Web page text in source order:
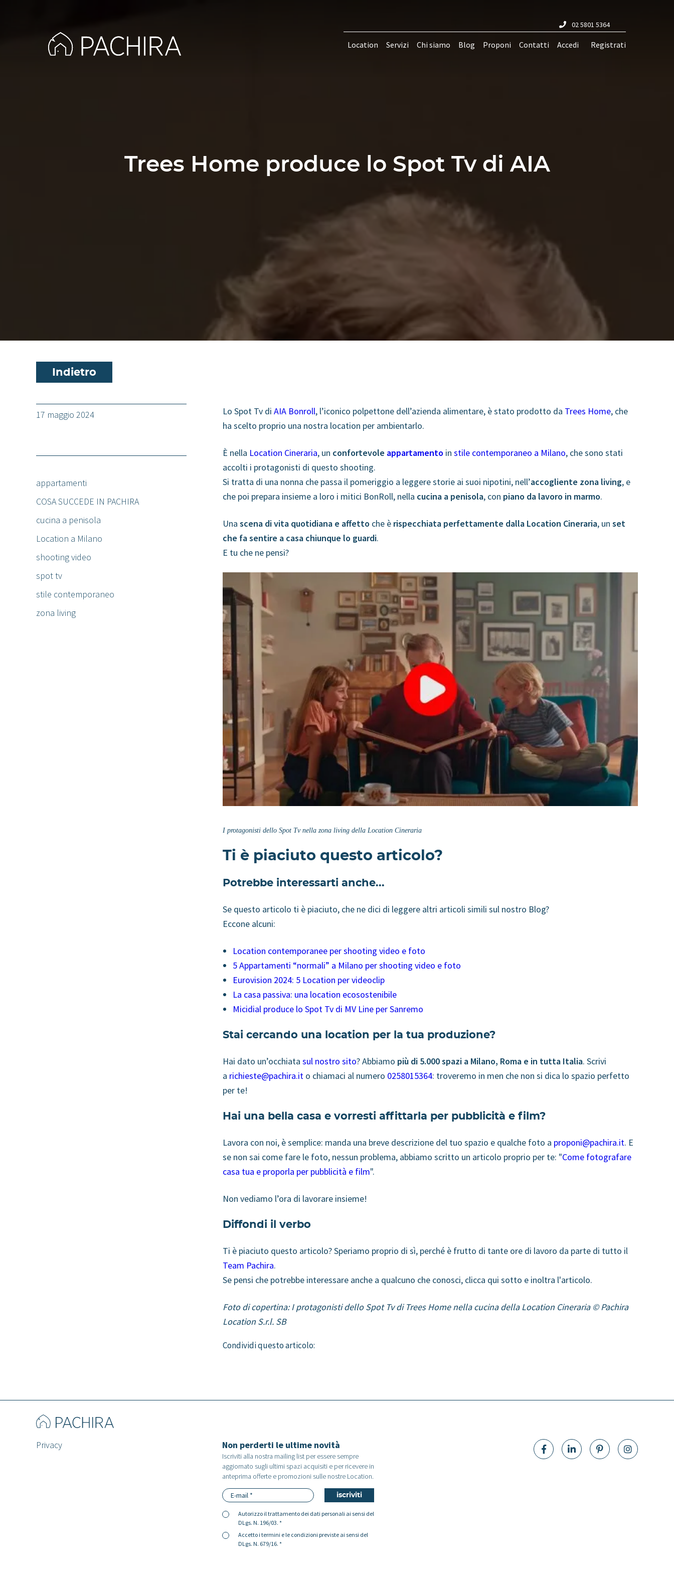
02 5801 5364
Location Servizi Chi siamo Blog Proponi Contatti Accedi Registrati
Trees Home produce lo Spot Tv di AIA
Indietro
17 maggio 2024
appartamenti
COSA SUCCEDE IN PACHIRA
cucina a penisola
Location a Milano
shooting video
spot tv
stile contemporaneo
zona living
Lo Spot Tv di AIA Bonroll, l’iconico polpettone dell’azienda alimentare, è stato prodotto da Trees Home, che
ha scelto proprio una nostra location per ambientarlo.
È nella Location Cineraria, un confortevole appartamento in stile contemporaneo a Milano, che sono stati
accolti i protagonisti di questo shooting.
Si tratta di una nonna che passa il pomeriggio a leggere storie ai suoi nipotini, nell’accogliente zona living, e
che poi prepara insieme a loro i mitici BonRoll, nella cucina a penisola, con piano da lavoro in marmo.
Una scena di vita quotidiana e affetto che è rispecchiata perfettamente dalla Location Cineraria, un set
che fa sentire a casa chiunque lo guardi.
E tu che ne pensi?
I protagonisti dello Spot Tv nella zona living della Location Cineraria
Ti è piaciuto questo articolo?
Potrebbe interessarti anche...
Se questo articolo ti è piaciuto, che ne dici di leggere altri articoli simili sul nostro Blog?
Eccone alcuni:
Location contemporanee per shooting video e foto
5 Appartamenti “normali” a Milano per shooting video e foto
Eurovision 2024: 5 Location per videoclip
La casa passiva: una location ecosostenibile
Micidial produce lo Spot Tv di MV Line per Sanremo
Stai cercando una location per la tua produzione?
Hai dato un’occhiata sul nostro sito? Abbiamo più di 5.000 spazi a Milano, Roma e in tutta Italia. Scrivi
a richieste@pachira.it o chiamaci al numero 0258015364: troveremo in men che non si dica lo spazio perfetto
per te!
Hai una bella casa e vorresti affittarla per pubblicità e film?
Lavora con noi, è semplice: manda una breve descrizione del tuo spazio e qualche foto a proponi@pachira.it. E
se non sai come fare le foto, nessun problema, abbiamo scritto un articolo proprio per te: "Come fotografare
casa tua e proporla per pubblicità e film".
Non vediamo l’ora di lavorare insieme!
Diffondi il verbo
Ti è piaciuto questo articolo? Speriamo proprio di sì, perché è frutto di tante ore di lavoro da parte di tutto il
Team Pachira.
Se pensi che potrebbe interessare anche a qualcuno che conosci, clicca qui sotto e inoltra l'articolo.
Foto di copertina: I protagonisti dello Spot Tv di Trees Home nella cucina della Location Cineraria © Pachira
Location S.r.l. SB
Condividi questo articolo:
Privacy Non perderti le ultime novità
Iscriviti alla nostra mailing list per essere sempre
aggiornato sugli ultimi spazi acquisiti e per ricevere in
anteprima offerte e promozioni sulle nostre Location.
Autorizzo iltrattamento dei dati personali ai sensi del
DLgs. N. 196/03. *
Accetto i termini e le condizioni previste ai sensi del
DLgs. N. 679/16. *